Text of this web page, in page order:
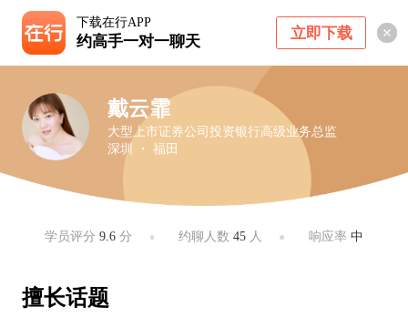
下载在行APP
约高手一对一聊天 立即下载
戴云霏
大型上市证券公司投资银行高级业务总监
深圳 ・ 福田
学员评分9.6 分 约聊人数 45人 响应率 中
擅长话题